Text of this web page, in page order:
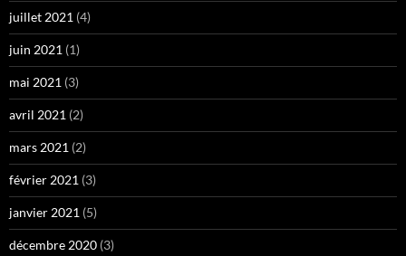
juillet 2021 (4)
juin 2021 (1)
mai 2021 (3)
avril 2021 (2)
mars 2021 (2)
février 2021 (3)
janvier 2021 (5)
décembre 2020 (3)